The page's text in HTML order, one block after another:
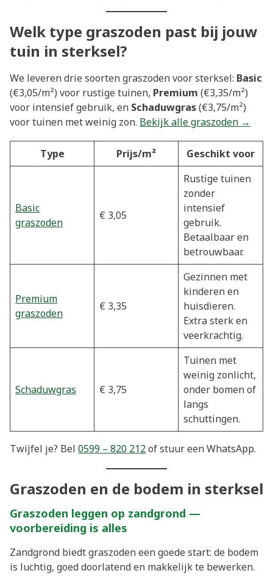
Welk type graszoden past bij jouw
tuin in sterksel?
We leveren drie soorten graszoden voor sterksel: Basic
(€3,05/m²) voor rustige tuinen, Premium (€3,35/m²)
voor intensief gebruik, en Schaduwgras(€3,75/m²)
voor tuinen met weinig zon. Bekijk alle graszoden →
Type Prijs/m² Geschikt voor
Basic
graszoden
€ 3,05
Rustige tuinen
zonder
intensief
gebruik.
Betaalbaar en
betrouwbaar.
Premium
graszoden
€ 3,35
Gezinnen met
kinderen en
huisdieren.
Extra sterk en
veerkrachtig.
Schaduwgras € 3,75
Tuinen met
weinig zonlicht,
onder bomen of
langs
schuttingen.
Twijfel je? Bel 0599 – 820 212of stuur een WhatsApp.
Graszoden en de bodem in sterksel
Graszoden leggen op zandgrond —
voorbereiding is alles
Zandgrond biedt graszoden een goede start: de bodem
is luchtig, goed doorlatend en makkelijk te bewerken.